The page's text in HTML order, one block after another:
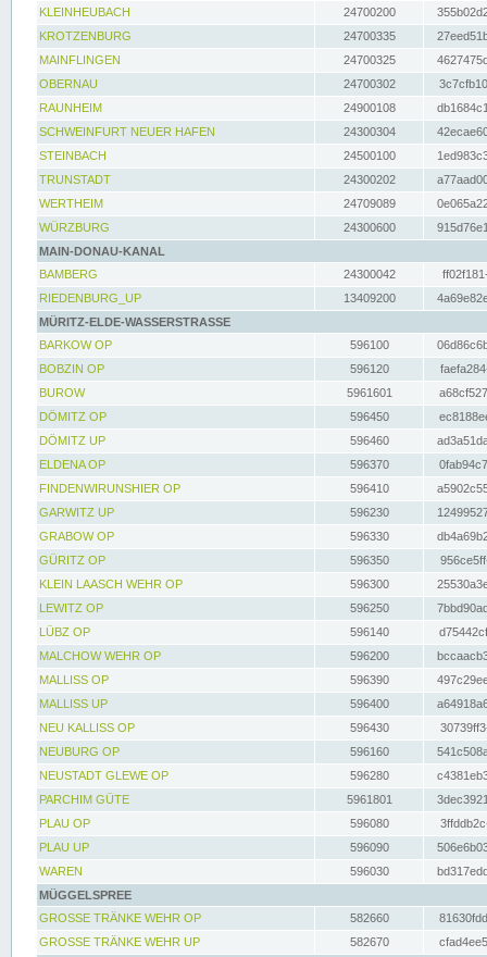
KLEINHEUBACH 24700200
KROTZENBURG
24700335
MAINFLINGEN
24700325
OBERNAU
24700302
RAUNHEIM
24900108
SCHWEINFURT NEUER HAFEN
24300304
STEINBACH
24500100
TRUNSTADT
24300202
WERTHEIM
24709089
WÜRZBURG
24300600
MAIN-DONAU-KANAL
BAMBERG
24300042
RIEDENBURG_UP
13409200
MÜRITZ-ELDE-WASSERSTRASSE
BARKOW OP
596100
BOBZIN OP
596120
BUROW
5961601
DÖMITZ OP
596450
DÖMITZ UP
596460
ELDENA OP
596370
FINDENWIRUNSHIER OP
596410
GARWITZ UP
596230
GRABOW OP
596330
GÜRITZ OP
596350
KLEIN LAASCH WEHR OP
596300
LEWITZ OP
596250
LÜBZ OP
596140
MALCHOW WEHR OP
596200
MALLISS OP
596390
MALLISS UP
596400
NEU KALLISS OP
596430
NEUBURG OP
596160
NEUSTADT GLEWE OP
596280
PARCHIM GÜTE
5961801
PLAU OP
596080
PLAU UP
596090
WAREN
596030
MÜGGELSPREE
GROSSE TRÄNKE WEHR OP
582660
GROSSE TRÄNKE WEHR UP
582670